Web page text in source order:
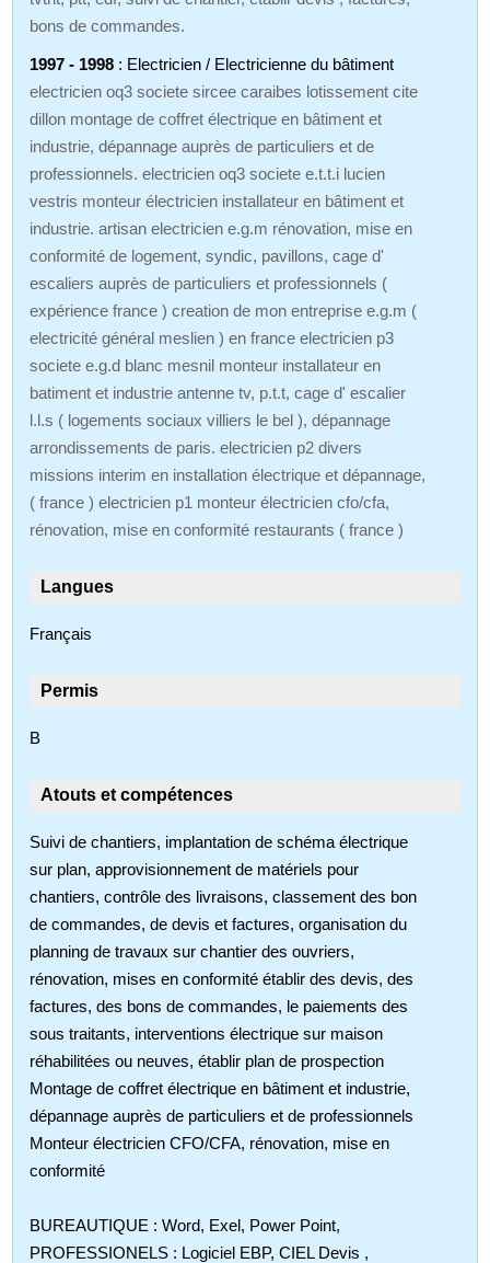
bons de commandes.
1997 - 1998 : Electricien / Electricienne du bâtiment
electricien oq3 societe sircee caraibes lotissement cite
dillon montage de coffret électrique en bâtiment et
industrie, dépannage auprès de particuliers et de
professionnels. electricien oq3 societe e.t.t.i lucien
vestris monteur électricien installateur en bâtiment et
industrie. artisan electricien e.g.m rénovation, mise en
conformité de logement, syndic, pavillons, cage d'
escaliers auprès de particuliers et professionnels (
expérience france ) creation de mon entreprise e.g.m (
electricité général meslien ) en france electricien p3
societe e.g.d blanc mesnil monteur installateur en
batiment et industrie antenne tv, p.t.t, cage d' escalier
l.l.s ( logements sociaux villiers le bel ), dépannage
arrondissements de paris. electricien p2 divers
missions interim en installation électrique et dépannage,
( france ) electricien p1 monteur électricien cfo/cfa,
rénovation, mise en conformité restaurants ( france )
Langues
Français
Permis
B
Atouts et compétences
Suivi de chantiers, implantation de schéma électrique
sur plan, approvisionnement de matériels pour
chantiers, contrôle des livraisons, classement des bon
de commandes, de devis et factures, organisation du
planning de travaux sur chantier des ouvriers,
rénovation, mises en conformité établir des devis, des
factures, des bons de commandes, le paiements des
sous traitants, interventions électrique sur maison
réhabilitées ou neuves, établir plan de prospection
Montage de coffret électrique en bâtiment et industrie,
dépannage auprès de particuliers et de professionnels
Monteur électricien CFO/CFA, rénovation, mise en
conformité
BUREAUTIQUE : Word, Exel, Power Point,
PROFESSIONELS : Logiciel EBP, CIEL Devis ,